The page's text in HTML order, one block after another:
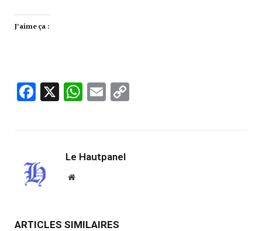
J’aime ça :
Facebook
X WhatsApp
Email
Le Hautpanel
Website
ARTICLES SIMILAIRES